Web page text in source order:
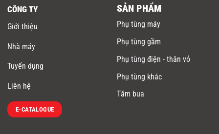
CÔNG TY
Giới thiệu
Nhà máy
Tuyển dụng
Liên hệ
E-CATALOGUE
SẢN PHẨM
Phụ tùng máy
Phụ tùng gầm
Phụ tùng điện - thân vỏ
Phụ tùng khác
Tăm bua